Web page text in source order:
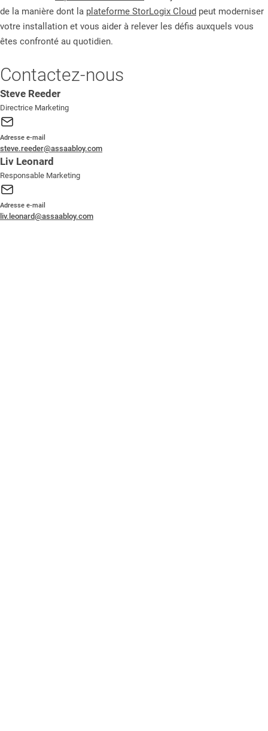
de la manière dont la plateforme StorLogix Cloud peut moderniser
votre installation et vous aider à relever les défis auxquels vous
êtes confronté au quotidien.
Contactez-nous
Steve Reeder
Directrice Marketing
Adresse e-mail
steve.reeder@assaabloy.com
Liv Leonard
Responsable Marketing
Adresse e-mail
liv.leonard@assaabloy.com